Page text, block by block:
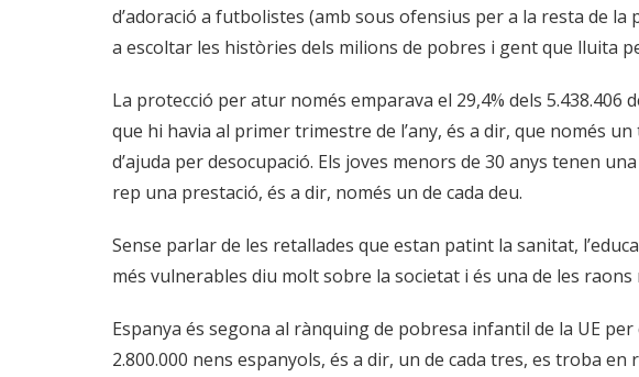
d’adoració a futbolistes (amb sous ofensius per a la resta de
a escoltar les històries dels milions de pobres i gent que lluita
La protecció per atur només emparava el 29,4% dels 5.438.406
que hi havia al primer trimestre de l’any, és a dir, que només
d’ajuda per desocupació. Els joves menors de 30 anys tenen
rep una prestació, és a dir, només un de cada deu.
Sense parlar de les retallades que estan patint la sanitat,
més vulnerables diu molt sobre la societat i és una de les
Espanya és segona al rànquing de pobresa infantil de la UE
2.800.000 nens espanyols, és a dir, un de cada tres, es troba